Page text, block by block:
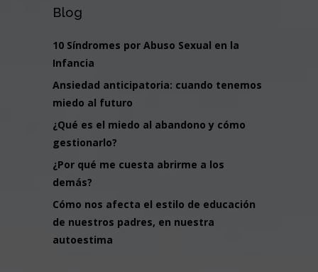
Blog
10 Síndromes por Abuso Sexual en la
Infancia
Ansiedad anticipatoria: cuando tenemos
miedo al futuro
¿Qué es el miedo al abandono y cómo
gestionarlo?
¿Por qué me cuesta abrirme a los
demás?
Cómo nos afecta el estilo de educación
de nuestros padres, en nuestra
autoestima